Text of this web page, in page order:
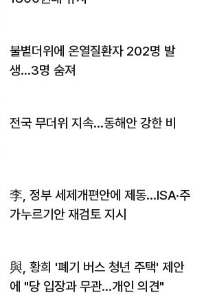
불볕더위에 온열질환자 202명 발
생…3명 숨져
전국 무더위 지속…동해안 강한 비
李, 정부 세제개편안에 제동…ISA·주
가누르기안 재검토 지시
與, 황희 '폐기 버스 청년 주택' 제안
에 "당 입장과 무관…개인 의견"